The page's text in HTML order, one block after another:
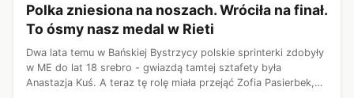
Polka zniesiona na noszach. Wróciła na finał.
To ósmy nasz medal w Rieti
Dwa lata temu w Bańskiej Bystrzycy polskie sprinterki zdobyły
w ME do lat 18 srebro - gwiazdą tamtej sztafety była
Anastazja Kuś. A teraz tę rolę miała przejąć Zofia Pasierbek,